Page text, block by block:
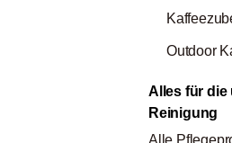
Outdoor
Alles für die
Reinigung
Alle